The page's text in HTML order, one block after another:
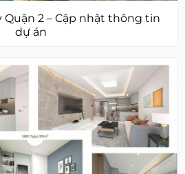
Quận 2 – Cập nhật thông tin
dự án